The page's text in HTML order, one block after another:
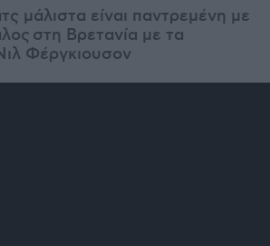
μάλιστα είναι παντρεμένη με
στη Βρετανία με τα
Φέργκιουσον